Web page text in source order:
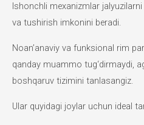
Ishonchli mexanizmlar
va tushirish imkonini beradi.
Noan’anaviy va funksional rim
qanday muammo tug‘dirmaydi,
boshqaruv tizimini tanlasangiz.
Ular quyidagi joylar uchun ideal